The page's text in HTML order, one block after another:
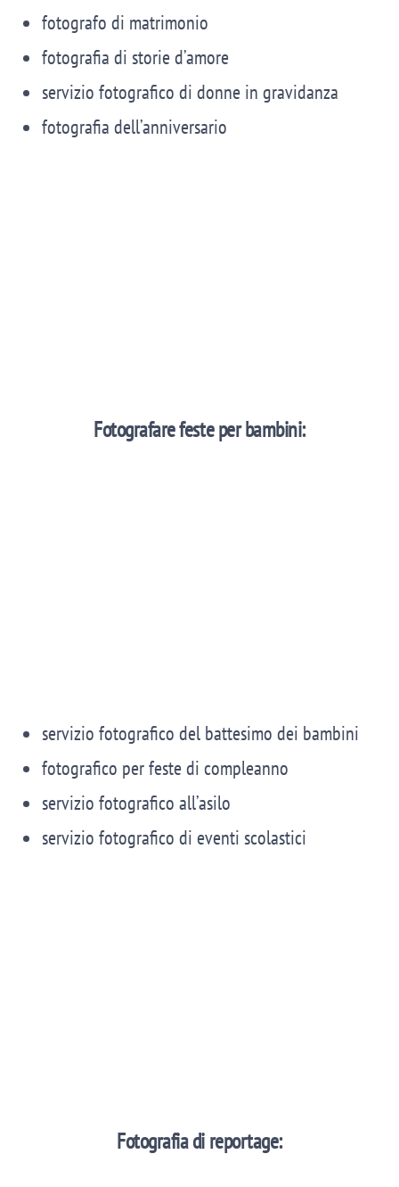
fotografo di matrimonio
fotografia di storie d’amore
servizio fotografico di donne in gravidanza
fotografia dell’anniversario
Fotografare feste per bambini:
servizio fotografico del battesimo dei bambini
fotografico per feste di compleanno
servizio fotografico all’asilo
servizio fotografico di eventi scolastici
Fotografia di reportage: